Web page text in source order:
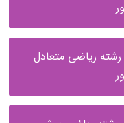
رشته ریاضی متعادل